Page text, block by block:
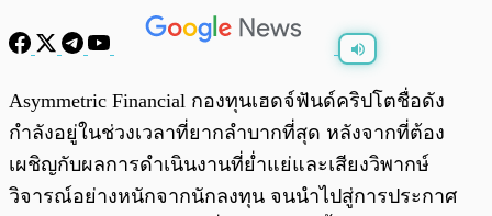
0:00 / 0:00
Asymmetric Financial กองทุนเฮดจ์ฟันด์คริปโตชื่อดัง
กำลังอยู่ในช่วงเวลาที่ยากลำบากที่สุด หลังจากที่ต้อง
เผชิญกับผลการดำเนินงานที่ย่ำแย่และเสียงวิพากษ์
วิจารณ์อย่างหนักจากนักลงทุน จนนำไปสู่การประกาศ